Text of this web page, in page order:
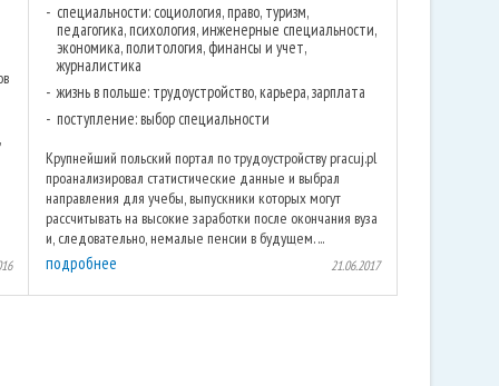
специальности: социология, право, туризм,
педагогика, психология, инженерные специальности,
экономика, политология, финансы и учет,
журналистика
жизнь в польше: трудоустройство, карьера, зарплата
поступление: выбор специальности
Крупнейший польский портал по трудоустройству pracuj.pl
проанализировал статистические данные и выбрал
направления для учебы, выпускники которых могут
рассчитывать на высокие заработки после окончания вуза
и, следовательно, немалые пенсии в будущем. ...
подробнее 21.06.2017